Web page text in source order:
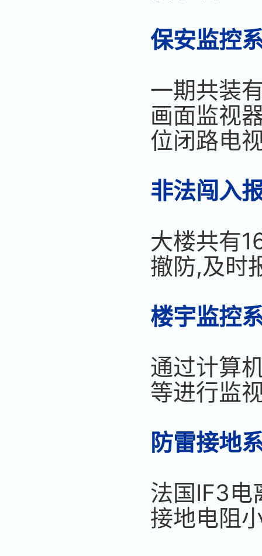
保安监控
一期共装
画面监视
位闭路电
非法闯入
大楼共有
撤防,及时
楼宇监控
通过计算
等进行监
防雷接地
法国IF3电
接地电阻